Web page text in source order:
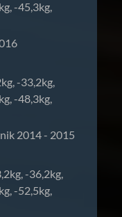
-45,3kg,
-33,2kg,
-48,3kg,
2014 - 2015
-36,2kg,
-52,5kg,